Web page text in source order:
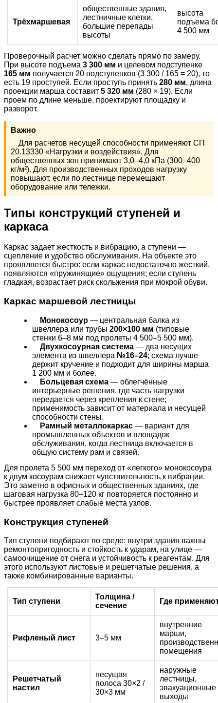
Трёхмаршевая
общественные здания,
лестничные клетки,
большие перепады
высоты
высота
подъема
4 500 мм
Проверочный расчет можно сделать прямо по замеру.
При высоте подъема 3 300 мм и целевом подступенке
165 мм получается 20 подступенков (3 300 / 165 = 20), то
есть 19 проступей. Если проступь принять 280 мм, длина
проекции марша составит 5 320 мм (280 × 19). Если
проем по длине меньше, проектируют площадку и
разворот.
Важно
Для расчетов несущей способности применяют СП
20.13330 «Нагрузки и воздействия». Для
общественных зон принимают 3,0–4,0 кПа (300–400
кг/м²). Для производственных проходов нагрузку
повышают, если по лестнице перемещают
оборудование или тележки.
Типы конструкций ступеней и
каркаса
Каркас задает жесткость и вибрацию, а ступени —
сцепление и удобство обслуживания. На объекте это
проявляется быстро: если каркас недостаточно жесткий,
появляются «пружинящие» ощущения; если ступень
гладкая, возрастает риск скольжения при мокрой обуви.
Каркас маршевой лестницы
Монокосоур — центральная балка из
швеллера или трубы 200×100 мм (типовые
стенки 6–8 мм под пролеты 4 500–5 500 мм).
Двухкосоурная система — два несущих
элемента из швеллера №16–24; схема лучше
держит кручение и подходит для ширины марша
1 200 мм и более.
Больцевая схема — облегчённые
интерьерные решения, где часть нагрузки
передается через крепления к стене;
применимость зависит от материала и несущей
способности стены.
Рамный металлокаркас — вариант для
промышленных объектов и площадок
обслуживания, когда лестница включается в
общую систему рам и связей.
Для пролета 5 500 мм переход от «легкого» монокосоура
к двум косоурам снижает чувствительность к вибрации.
Это заметно в офисных и общественных зданиях, где
шаговая нагрузка 80–120 кг повторяется постоянно и
быстрее проявляет слабые места узлов.
Конструкция ступеней
Тип ступени подбирают по среде: внутри здания важны
ремонтопригодность и стойкость к ударам, на улице —
самоочищение от снега и устойчивость к реагентам. Для
этого используют листовые и решетчатые решения, а
также комбинированные варианты.
Тип ступени
Толщина /
сечение
Где
Рифленый лист 3–5 мм
внутренние
марши,
помещения
Решетчатый
настил
несущая
полоса 30×2 /
30×3 мм
наружные
лестницы,
эвакуационные
выходы